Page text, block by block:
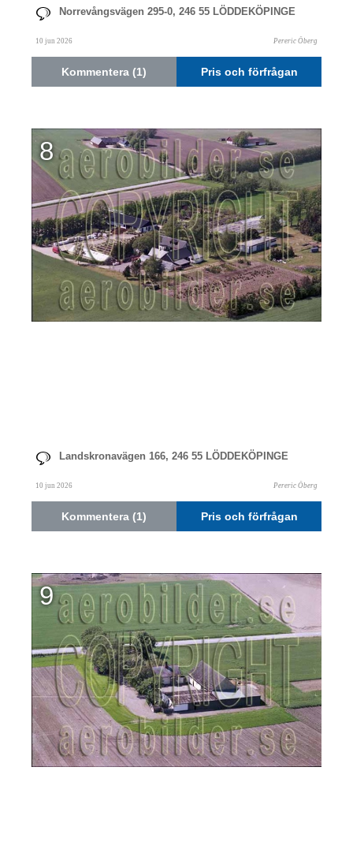
Norrevångsvägen 295-0, 246 55 LÖDDEKÖPINGE
10 jun 2026 Pereric Öberg
Kommentera (1) Pris och förfrågan
8
Landskronavägen 166, 246 55 LÖDDEKÖPINGE
10 jun 2026 Pereric Öberg
Kommentera (1) Pris och förfrågan
9